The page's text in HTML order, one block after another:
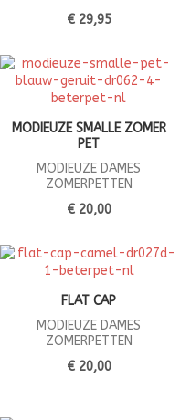
€ 29,95
MODIEUZE SMALLE ZOMER
PET
MODIEUZE DAMES
ZOMERPETTEN
€ 20,00
FLAT CAP
MODIEUZE DAMES
ZOMERPETTEN
€ 20,00